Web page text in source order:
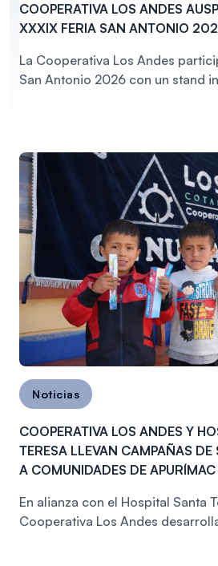
COOPERATIVA LOS ANDES
XXXIX FERIA SAN ANTONIO
La Cooperativa Los Andes
San Antonio 2026 con un stand
Noticias
COOPERATIVA LOS ANDES Y
TERESA LLEVAN CAMPAÑAS
A COMUNIDADES DE APURÍMAC
En alianza con el Hospital Santa
Cooperativa Los Andes